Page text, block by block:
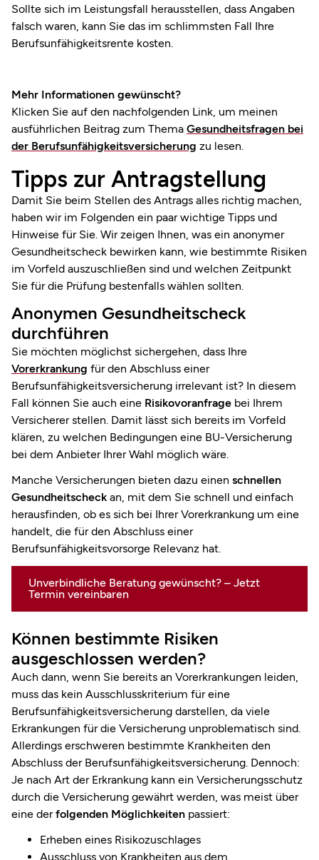
Sollte sich im Leistungsfall herausstellen, dass Angaben
falsch waren, kann Sie das im schlimmsten Fall Ihre
Berufsunfähigkeitsrente kosten.
Mehr Informationen gewünscht?
Klicken Sie auf den nachfolgenden Link, um meinen
ausführlichen Beitrag zum Thema Gesundheitsfragen bei
der Berufsunfähigkeitsversicherung zu lesen.
Tipps zur Antragstellung
Damit Sie beim Stellen des Antrags alles richtig machen,
haben wir im Folgenden ein paar wichtige Tipps und
Hinweise für Sie. Wir zeigen Ihnen, was ein anonymer
Gesundheitscheck bewirken kann, wie bestimmte Risiken
im Vorfeld auszuschließen sind und welchen Zeitpunkt
Sie für die Prüfung bestenfalls wählen sollten.
Anonymen Gesundheitscheck
durchführen
Sie möchten möglichst sichergehen, dass Ihre
Vorerkrankung für den Abschluss einer
Berufsunfähigkeitsversicherung irrelevant ist? In diesem
Fall können Sie auch eine Risikovoranfrage bei Ihrem
Versicherer stellen. Damit lässt sich bereits im Vorfeld
klären, zu welchen Bedingungen eine BU-Versicherung
bei dem Anbieter Ihrer Wahl möglich wäre.
Manche Versicherungen bieten dazu einen schnellen
Gesundheitscheck an, mit dem Sie schnell und einfach
herausfinden, ob es sich bei Ihrer Vorerkrankung um eine
handelt, die für den Abschluss einer
Berufsunfähigkeitsvorsorge Relevanz hat.
Unverbindliche Beratung gewünscht? – Jetzt
Termin vereinbaren
Können bestimmte Risiken
ausgeschlossen werden?
Auch dann, wenn Sie bereits an Vorerkrankungen leiden,
muss das kein Ausschlusskriterium für eine
Berufsunfähigkeitsversicherung darstellen, da viele
Erkrankungen für die Versicherung unproblematisch sind.
Allerdings erschweren bestimmte Krankheiten den
Abschluss der Berufsunfähigkeitsversicherung. Dennoch:
Je nach Art der Erkrankung kann ein Versicherungsschutz
durch die Versicherung gewährt werden, was meist über
eine derfolgenden Möglichkeiten passiert:
Erheben eines Risikozuschlages
Ausschluss von Krankheiten aus dem